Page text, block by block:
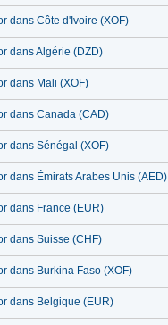
dans Côte d'Ivoire (XOF)
dans Algérie (DZD)
dans Mali (XOF)
dans Canada (CAD)
dans Sénégal (XOF)
dans Émirats Arabes Unis (AED)
dans France (EUR)
dans Suisse (CHF)
dans Burkina Faso (XOF)
dans Belgique (EUR)